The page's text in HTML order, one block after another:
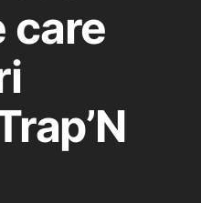
care